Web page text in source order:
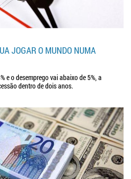
JOGAR O MUNDO NUMA
e o desemprego vai abaixo de 5%, a
dentro de dois anos.